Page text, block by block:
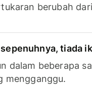
berubah
tiada
dalam beberapa
mengganggu.